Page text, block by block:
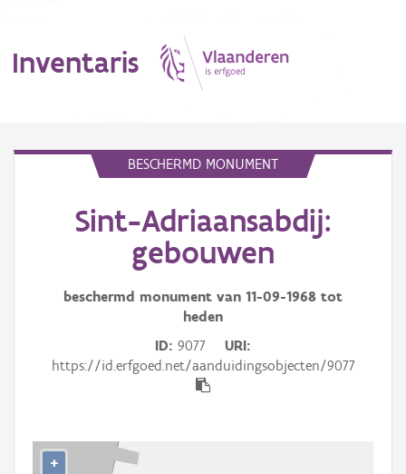
Inventaris
Erfgoedobject
Waarneming
Gebeurtenis
Downloads
BESCHERMD MONUMENT
Sint-Adriaansabdij:
gebouwen
beschermd monument van 11-09-1968 tot
heden
ID 9077
URI
https://id.erfgoed.net/aanduidingsobjecten/9077
+